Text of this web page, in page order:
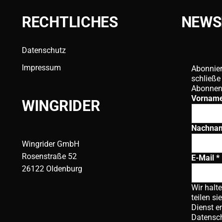
RECHTLICHES
Datenschutz
Impressum
WINGRIDER
Wingrider GmbH
Rosenstraße 52
26122 Oldenburg
schließe
E-Mail *
Wir
teilen
Dienst